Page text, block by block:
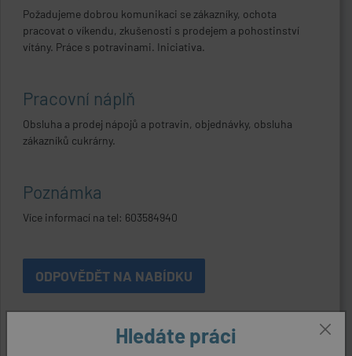
Požadujeme dobrou komunikaci se zákazníky, ochota
pracovat o víkendu, zkušenosti s prodejem a pohostinství
vítány. Práce s potravinami. Iniciativa.
Pracovní náplň
Obsluha a prodej nápojů a potravin, objednávky, obsluha
zákazníků cukrárny.
Poznámka
Více informací na tel: 603584940
ODPOVĚDĚT NA NABÍDKU
Kontaktní údajeHledáte práci